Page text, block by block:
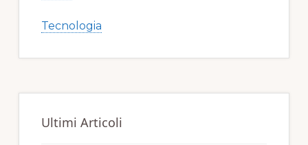
Tecnologia
Ultimi Articoli